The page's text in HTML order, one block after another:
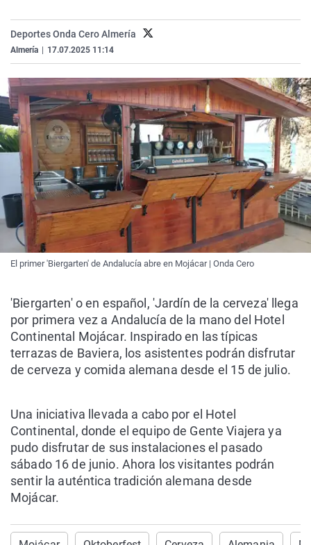
Como el perro y el
Equipo de
Operación Viuda
La Rioja
Navarra
País Vasco
Elecciones
Deportes Onda Cero Almería
Almería 17.07.2025 11:14
El primer 'Biergarten' de Andalucía abre en Mojácar | Onda Cero
'Biergarten' o en español, 'Jardín de la cerveza' llega
por primera vez a Andalucía de la mano del Hotel
Continental Mojácar. Inspirado en las típicas
terrazas de Baviera, los asistentes podrán disfrutar
de cerveza y comida alemana desde el 15 de julio.
Una iniciativa llevada a cabo por el Hotel
Continental, donde el equipo de Gente Viajera ya
pudo disfrutar de sus instalaciones el pasado
sábado 16 de junio. Ahora los visitantes podrán
sentir la auténtica tradición alemana desde
Mojácar.